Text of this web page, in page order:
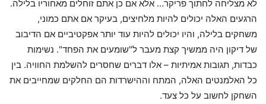
לא מצליחה לחתוך פריקר… אלא אם כן אתם זוחלים מאחוריו בלילה.
הרגעים האלה יכולים להיות מלחיצים, בעיקר אם אתם כמוני,
משחקים בלילה, והיו יכולים להיות עוד יותר אפקטיביים אם הדיבוב
של דיקון היה ממשיך קצת מעבר ל"שומעים את הפחד". נשימות
כבדות, תגובות אמיתיות – אלו דברים שחסרים להשלמת החוויה. בין
כל האלמנטים האלה, המתח וההישרדות הם החלקים שמחייבים את
השחקן לחשוב על כל צעד.